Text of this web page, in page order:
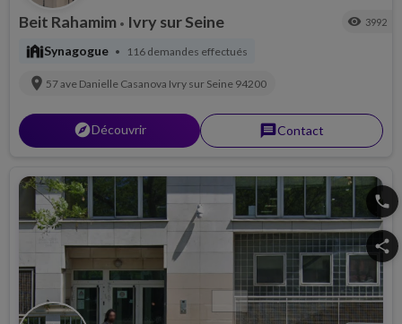
Beit Rahamim • Ivry sur Seine visibility 3992
synagogueSynagogue • 116 demandes effectués
location_on 57 ave Danielle Casanova Ivry sur Seine 94200
explorerDécouvrir messageContact
phone
share